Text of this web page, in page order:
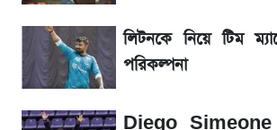
তাপমাত্রা নিয়ে নতুন পূর্বাভাস দিল
৬ আগস্ট দেশের বাজারে স্বর্ণের দাম
লিটনকে নিয়ে টিম
পরিকল্পনা
Diego Simeone